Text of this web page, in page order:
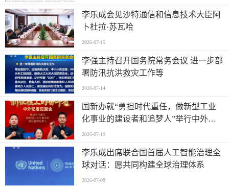
李乐成会见沙特通信和信息技术大臣阿
卜杜拉·苏瓦哈
2026-07-15
李强主持召开国务院常务会议 进一步部
署防汛抗洪救灾工作等
2026-07-14
国新办就“勇担时代重任，做新型工业
化事业的建设者和追梦人”举行中外记
者见面会
2026-07-10
李乐成出席联合国首届人工智能治理全
球对话：愿共同构建全球治理体系
2026-07-08